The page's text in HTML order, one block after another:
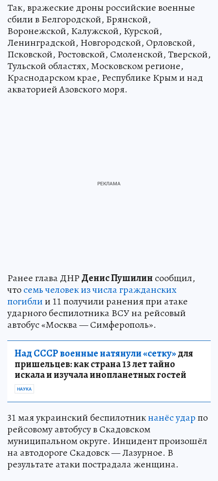
Так, вражеские дроны российские военные
сбили в Белгородской, Брянской,
Воронежской, Калужской, Курской,
Ленинградской, Новгородской, Орловской,
Псковской, Ростовской, Смоленской, Тверской,
Тульской областях, Московском регионе,
Краснодарском крае, Республике Крым и над
акваторией Азовского моря.
Ранее глава ДНРДенис Пушилин сообщил,
чтосемь человек из числа гражданских
погиблии 11 получили ранения при атаке
ударного беспилотника ВСУ на рейсовый
автобус «Москва — Симферополь».
Над СССР военные натянули «сетку»для
пришельцев: как страна 13 лет тайно
искала и изучала инопланетных гостей
НАУКА
31 мая украинский беспилотникнанёс ударпо
рейсовому автобусу в Скадовском
муниципальном округе. Инцидент произошёл
на автодороге Скадовск — Лазурное. В
результате атаки пострадала женщина.